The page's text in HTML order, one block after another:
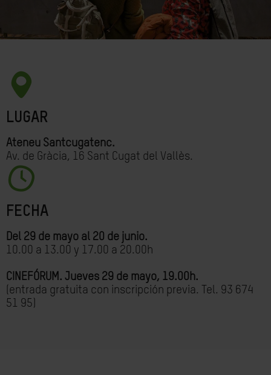
LUGAR
Ateneu Santcugatenc.
Av. de Gràcia, 16 Sant Cugat del Vallès.
FECHA
Del 29 de mayo al 20 de junio.
10.00 a 13.00 y 17.00 a 20.00h
CINEFÓRUM. Jueves 29 de mayo, 19.00h.
(entrada gratuita con inscripción previa. Tel. 93 674
51 95)